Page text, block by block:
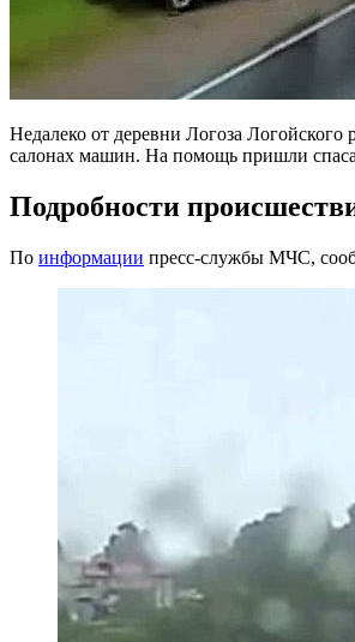
Недалеко от деревни Логоза Логойского
салонах машин. На помощь пришли
Подробности
По информации пресс-службы МЧС,